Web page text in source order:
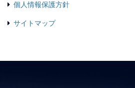
個人情報保護方針
サイトマップ